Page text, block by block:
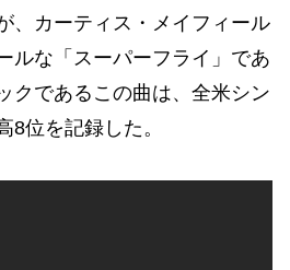
、カーティス・メイフィール
ルな「スーパーフライ」であ
クであるこの曲は、全米シン
8位を記録した。